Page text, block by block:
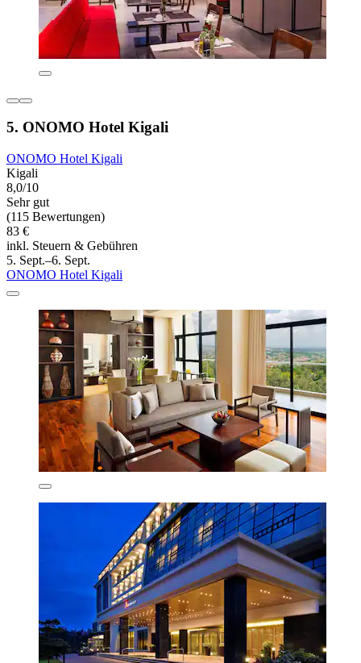
5. ONOMO Hotel Kigali
ONOMO Hotel Kigali
Kigali
8,0/10
Sehr gut
(115 Bewertungen)
83 €
inkl. Steuern & Gebühren
5. Sept.–6. Sept.
ONOMO Hotel Kigali